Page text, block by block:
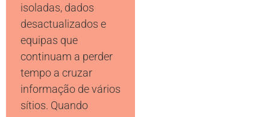
isoladas, dados
desactualizados e
equipas que
continuam a perder
tempo a cruzar
informação de vários
sítios. Quando